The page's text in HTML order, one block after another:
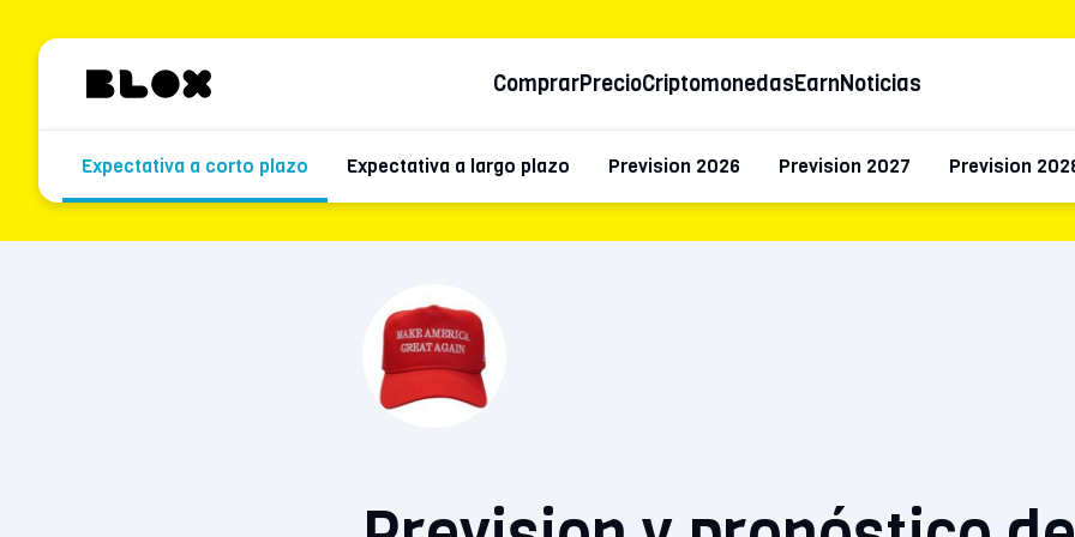
ComprarPrecioCriptomonedasEarnNoticias
Expectativa a corto plazo Expectativa a largo plazo Prevision 2026 Prevision 2027 Prevision